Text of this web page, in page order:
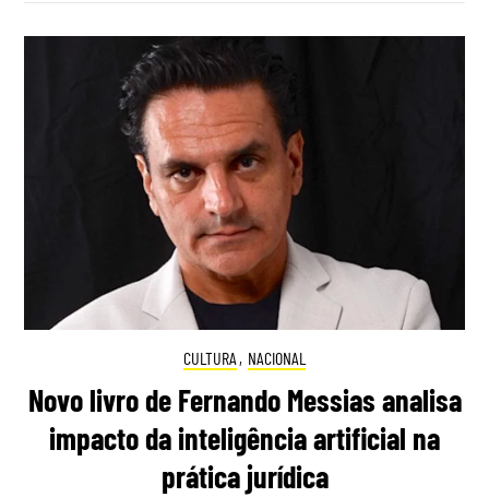
CULTURA , NACIONAL
Novo livro de Fernando Messias analisa
impacto da inteligência artificial na
prática jurídica